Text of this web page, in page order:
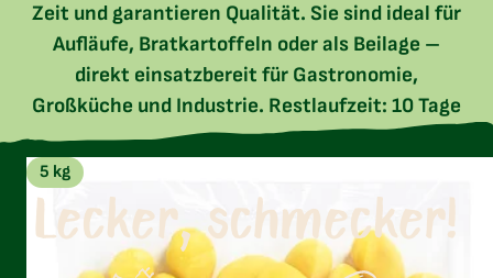
Zeit und garantieren Qualität. Sie sind ideal für
Aufläufe, Bratkartoffeln oder als Beilage –
direkt einsatzbereit für Gastronomie,
Großküche und Industrie. Restlaufzeit: 10 Tage
5 kg
Lecker, schmecker!